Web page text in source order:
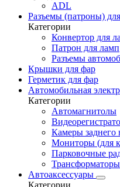
ADL
Разъемы (патроны)
Категории
Конвертор для
Патрон для ламп
Разъемы
Крышки для фар
Герметик для фар
Автомобильная
Категории
Автомагнитолы
Камеры заднего
Мониторы (для
Парковочные
Автоаксессуары
Категории